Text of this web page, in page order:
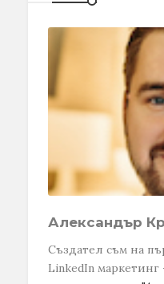
Александър
Създател съм на
LinkedIn маркетинг